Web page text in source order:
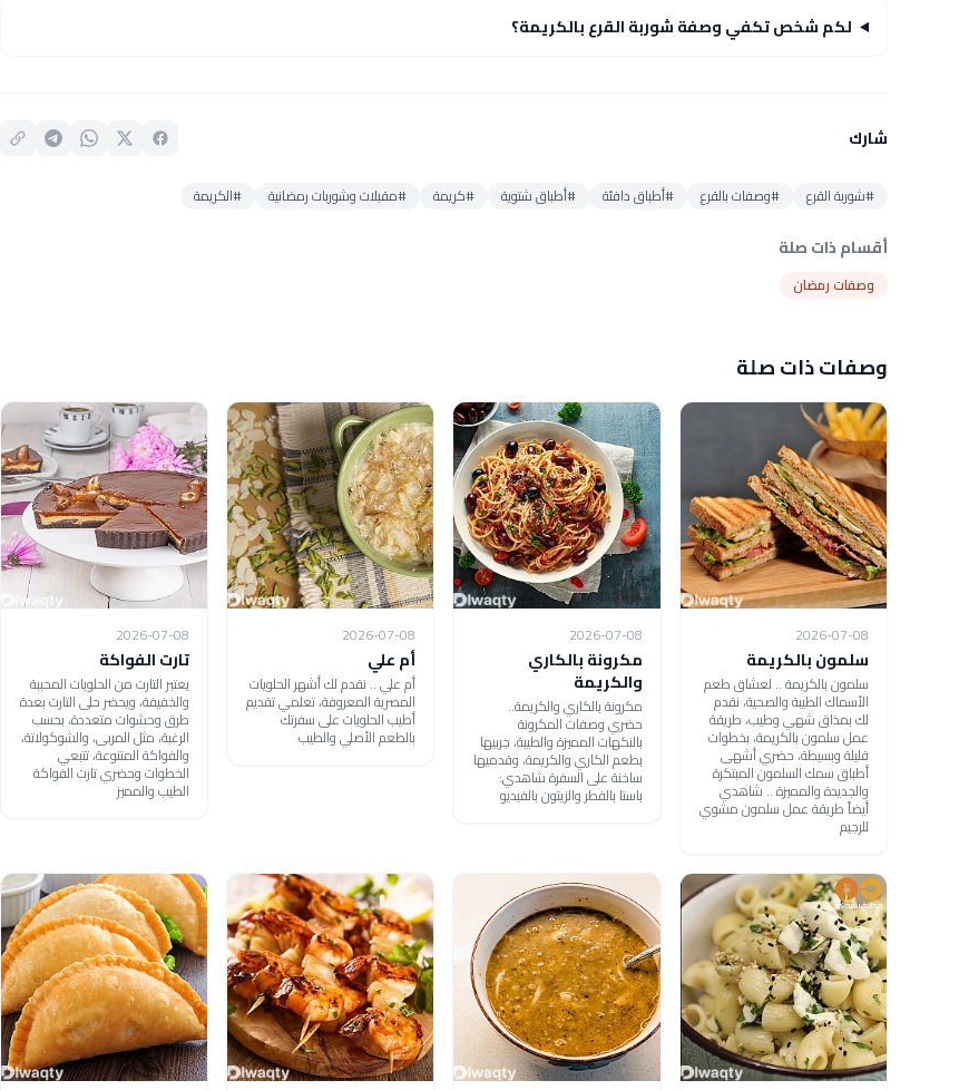
لكم شخص تكفي وصفة شوربة القرع بالكريمة؟
شارك
#شوربة القرع #وصفات بالقرع #أطباق دافئة #أطباق شتوية #كريمة #مقبلات وشوربات رمضانية #الكريمة
أقسام ذات صلة
وصفات رمضان
وصفات ذات صلة
2026-07-08
سلمون بالكريمة
سلمون بالكريمة .. لعشاق طعم
الأسماك الطيبة والصحية، نقدم
لك بمذاق شهي وطيب، طريقة
عمل سلمون بالكريمة، بخطوات
قليلة وبسيطة، حضري أشهى
أطباق سمك السلمون المبتكرة
والجديدة والمميزة .. شاهدي
أيضاً طريقة عمل سلمون مشوي
للرجيم
2026-07-08
مكرونة بالكاري
والكريمة
مكرونة بالكاري والكريمة..
حضري وصفات المكرونة
بالنكهات المميزة والطيبة، جربيها
بطعم الكاري والكريمة، وقدميها
ساخنة على السفرة شاهدي:
باستا بالفطر والزيتون بالفيديو
2026-07-08
أم علي
أم علي .. نقدم لك أشهر الحلويات
المصرية المعروفة، تعلمي تقديم
أطيب الحلويات على سفرتك
بالطعم الأصلي والطيب
2026-07-08
تارت الفواكة
يعتبر التارت من الحلويات المحببة
والخفيفة، ويحضر حلى التارت بعدة
طرق وحشوات متعددة، بحسب
الرغبة، مثل المربى، والشوكولاتة،
والفواكة المتنوعة، تتبعي
الخطوات وحضري تارت الفواكة
الطيب والمميز